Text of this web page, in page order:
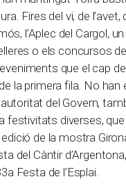
Fires del vi, de l’avet,
l’Aplec del Cargol,
o els concursos
que el cap de
la primera fila. No han
del Govern,
festivitats diverses, que
de la mostra
del Càntir
Festa de l’Esplai.